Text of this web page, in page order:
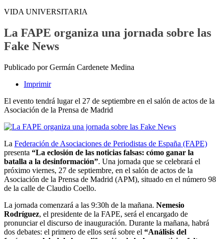
VIDA UNIVERSITARIA
La FAPE organiza una jornada sobre las
Fake News
Publicado por Germán Cardenete Medina
Imprimir
El evento tendrá lugar el 27 de septiembre en el salón de actos de la
Asociación de la Prensa de Madrid
La Federación de Asociaciones de Periodistas de España (FAPE)
presenta “La eclosión de las noticias falsas: cómo ganar la
batalla a la desinformación”. Una jornada que se celebrará el
próximo viernes, 27 de septiembre, en el salón de actos de la
Asociación de la Prensa de Madrid (APM), situado en el número 98
de la calle de Claudio Coello.
La jornada comenzará a las 9:30h de la mañana. Nemesio
Rodríguez, el presidente de la FAPE, será el encargado de
pronunciar el discurso de inauguración. Durante la mañana, habrá
dos debates: el primero de ellos será sobre el “Análisis del